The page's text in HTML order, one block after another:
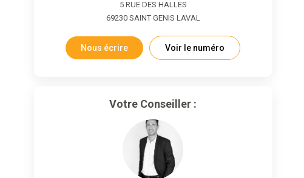
5 RUE DES HALLES
69230 SAINT GENIS LAVAL
Nous écrire Voir le numéro
Votre Conseiller :